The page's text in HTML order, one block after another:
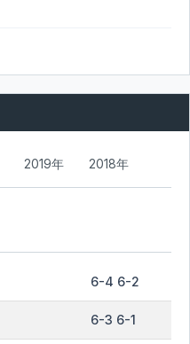
2019年 2018年
6-4 6-2
6-3 6-1